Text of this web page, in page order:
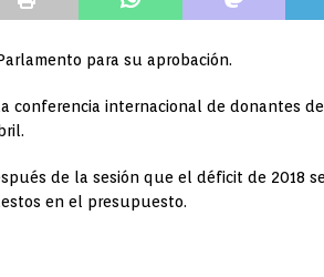
para su aprobación.
internacional de donantes de
de la sesión que el déficit de 2018
en el presupuesto.